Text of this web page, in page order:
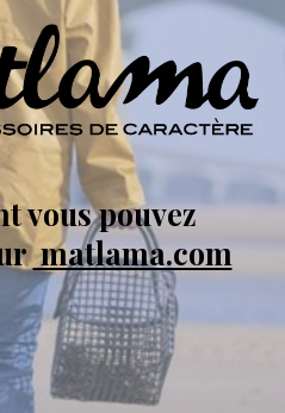
vous pouvez
matlama.com